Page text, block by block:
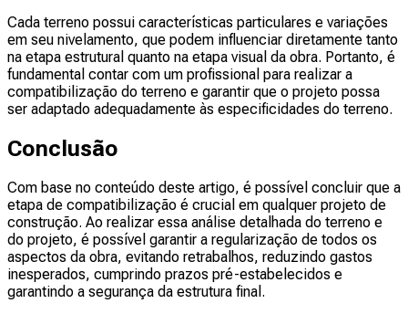
Cada terreno possui características particulares e variações
em seu nivelamento, que podem influenciar diretamente tanto
na etapa estrutural quanto na etapa visual da obra. Portanto, é
fundamental contar com um profissional para realizar a
compatibilização do terreno e garantir que o projeto possa
ser adaptado adequadamente às especificidades do terreno.
Conclusão
Com base no conteúdo deste artigo, é possível concluir que a
etapa de compatibilização é crucial em qualquer projeto de
construção. Ao realizar essa análise detalhada do terreno e
do projeto, é possível garantir a regularização de todos os
aspectos da obra, evitando retrabalhos, reduzindo gastos
inesperados, cumprindo prazos pré-estabelecidos e
garantindo a segurança da estrutura final.